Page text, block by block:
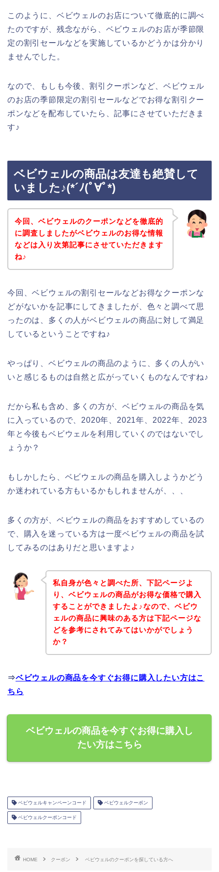
このように、ベビウェルのお店について徹底的に調べ
たのですが、残念ながら、ベビウェルのお店が季節限
定の割引セールなどを実施しているかどうかは分かり
ませんでした。
なので、もしも今後、割引クーポンなど、ベビウェル
のお店の季節限定の割引セールなどでお得な割引クー
ポンなどを配布していたら、記事にさせていただきま
す♪
ベビウェルの商品は友達も絶賛して
いました♪(*´ﾉ(ﾟ∀ﾟ*)
今回、ベビウェルのクーポンなどを徹底的
に調査しましたがベビウェルのお得な情報
などは入り次第記事にさせていただきます
ね♪
今回、ベビウェルの割引セールなどお得なクーポンな
どがないかを記事にしてきましたが、色々と調べて思
ったのは、多くの人がベビウェルの商品に対して満足
しているということですね♪
やっぱり、ベビウェルの商品のように、多くの人がい
いと感じるものは自然と広がっていくものなんですね♪
だから私も含め、多くの方が、ベビウェルの商品を気
に入っているので、2020年、2021年、2022年、2023
年と今後もベビウェルを利用していくのではないでし
ょうか？
もしかしたら、ベビウェルの商品を購入しようかどう
か迷われている方もいるかもしれませんが、、、
多くの方が、ベビウェルの商品をおすすめしているの
で、購入を迷っている方は一度ベビウェルの商品を試
してみるのはありだと思いますよ♪
私自身が色々と調べた所、下記ページよ
り、ベビウェルの商品がお得な価格で購入
することができましたよ♪なので、ベビウ
ェルの商品に興味のある方は下記ページな
どを参考にされてみてはいかがでしょう
か？
⇒ベビウェルの商品を今すぐお得に購入したい方はこ
ちら
ベビウェルの商品を今すぐお得に購入し
たい方はこちら
ベビウェルキャンペーンコード ベビウェルクーポン
ベビウェルクーポンコード
HOME クーポン ベビウェルのクーポンを探している方へ